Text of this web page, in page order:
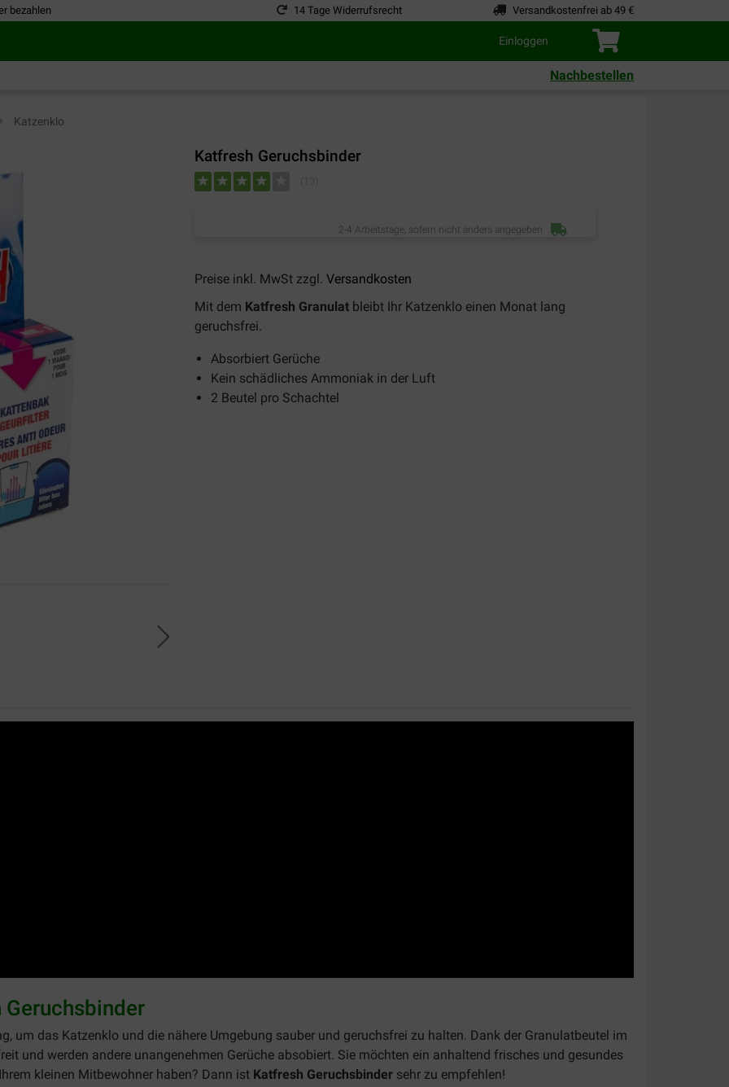
bezahlen 14 Tage Widerrufsrecht Versandkostenfrei ab 49 €
Einloggen
Nachbestellen
Katzenklo
Katfresh Geruchsbinder
2-4 Arbeitstage, sofern nicht anders angegeben
Preise inkl. MwSt zzgl. Versandkosten
Mit dem Katfresh Granulat bleibt Ihr Katzenklo einen Monat lang
geruchsfrei.
Absorbiert Gerüche
Kein schädliches Ammoniak in der Luft
2 Beutel pro Schachtel
um das Katzenklo und die nähere Umgebung sauber und geruchsfrei zu halten. Dank der Granulatbeutel im
und werden andere unangenehmen Gerüche absobiert. Sie möchten ein anhaltend frisches und gesundes
kleinen Mitbewohner haben? Dann ist Katfresh Geruchsbinder sehr zu empfehlen!